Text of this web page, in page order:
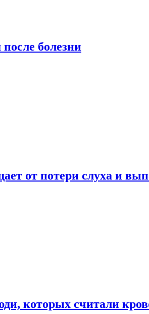
болезни
от потери слуха и
которых считали